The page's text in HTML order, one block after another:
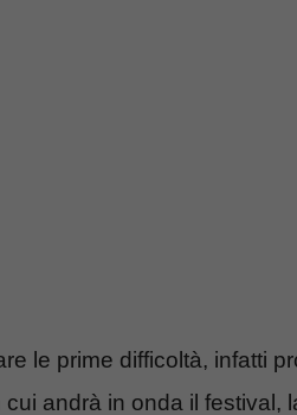
le prime difficoltà, infatti
andrà in onda il festival,